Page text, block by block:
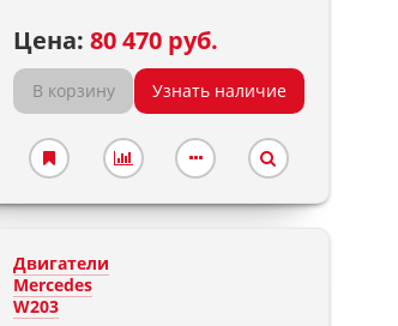
Цена: 80 470 руб.
В корзину Узнать наличие
Двигатели
Mercedes
W203